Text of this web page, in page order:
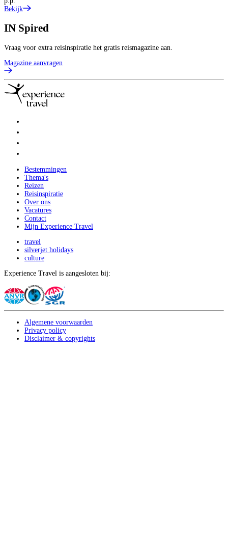
Bekijk
IN Spired
Vraag voor extra reisinspiratie het gratis reismagazine aan.
Magazine aanvragen
Bestemmingen
Thema's
Reizen
Reisinspiratie
Over ons
Vacatures
Contact
Mijn Experience Travel
travel
silverjet holidays
culture
Experience Travel is aangesloten bij:
Algemene voorwaarden
Privacy policy
Disclaimer & copyrights